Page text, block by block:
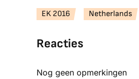
EK 2016 Netherlands
Reacties
Nog geen opmerkingen